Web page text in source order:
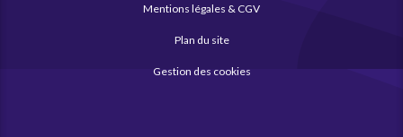
Mentions légales & CGV
Plan du site
Gestion des cookies